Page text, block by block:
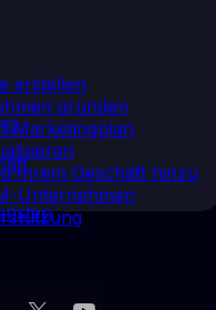
erstellen
gründen
Marketingplan
Ihrem Geschäft hinzu
Unternehmen